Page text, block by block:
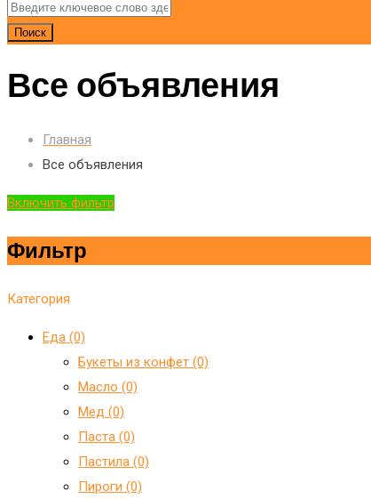
Поиск
Все объявления
Главная
Все объявления
Включить фильтр
Фильтр
Категория
Еда (0)
Букеты из конфет (0)
Масло (0)
Мед (0)
Паста (0)
Пастила (0)
Пироги (0)